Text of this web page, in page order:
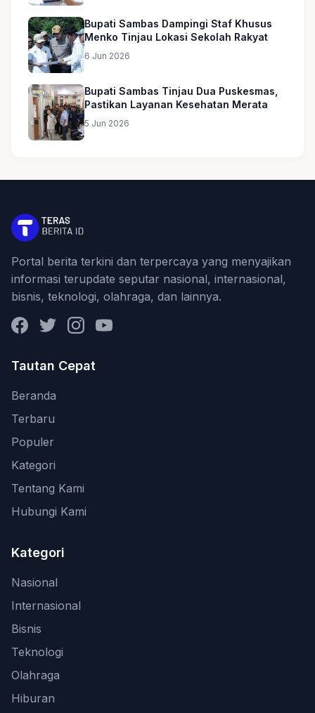
Bupati Sambas Dampingi Staf Khusus
Menko Tinjau Lokasi Sekolah Rakyat
6 Jun 2026
Bupati Sambas Tinjau Dua Puskesmas,
Pastikan Layanan Kesehatan Merata
5 Jun 2026
Portal berita terkini dan terpercaya yang menyajikan
informasi terupdate seputar nasional, internasional,
bisnis, teknologi, olahraga, dan lainnya.
FacebookTwitterInstagramYouTube
Tautan Cepat
Beranda
Terbaru
Populer
Kategori
Tentang Kami
Hubungi Kami
Kategori
Nasional
Internasional
Bisnis
Teknologi
Olahraga
Hiburan